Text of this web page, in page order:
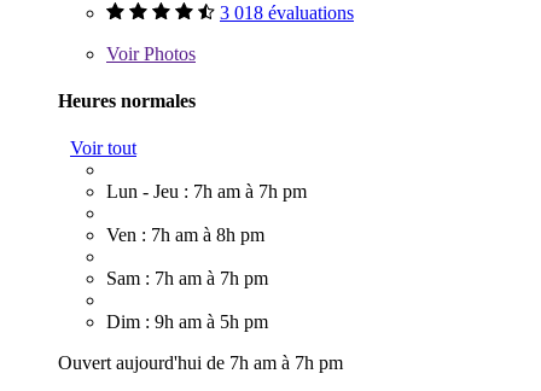
3 018 évaluations
VoirPhotos
Heures normales
Voir tout
Lun - Jeu : 7h am à 7h pm
Ven : 7h am à 8h pm
Sam : 7h am à 7h pm
Dim : 9h am à 5h pm
Ouvert aujourd'hui de 7h am à 7h pm